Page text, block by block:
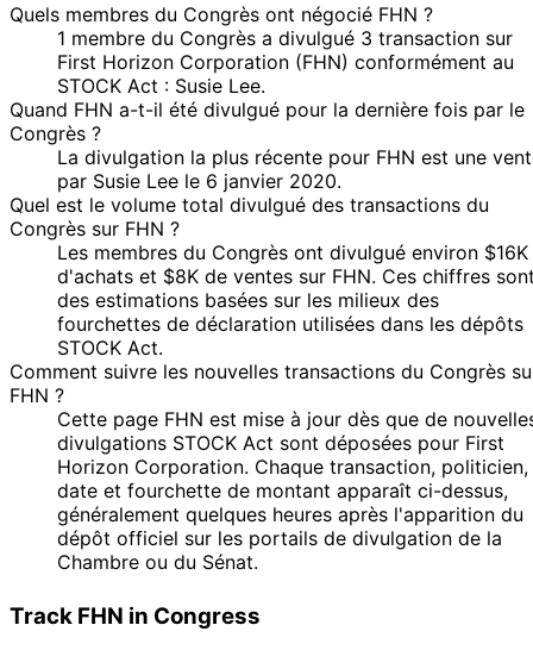
Quels membres du Congrès ont négocié FHN ?
1 membre du Congrès a divulgué 3 transaction sur
First Horizon Corporation (FHN) conformément au
STOCK Act : Susie Lee.
Quand FHN a-t-il été divulgué pour la dernière fois par le
Congrès ?
La divulgation la plus récente pour FHN est une
par Susie Lee le 6 janvier 2020.
Quel est le volume total divulgué des transactions du
Congrès sur FHN ?
Les membres du Congrès ont divulgué environ $16K
d'achats et $8K de ventes sur FHN. Ces chiffres
des estimations basées sur les milieux des
fourchettes de déclaration utilisées dans les dépôts
STOCK Act.
Comment suivre les nouvelles transactions du Congrès
FHN ?
Cette page FHN est mise à jour dès que de
divulgations STOCK Act sont déposées pour First
Horizon Corporation. Chaque transaction, politicien,
date et fourchette de montant apparaît ci-dessus,
généralement quelques heures après l'apparition du
dépôt officiel sur les portails de divulgation de la
Chambre ou du Sénat.
Track FHN in Congress